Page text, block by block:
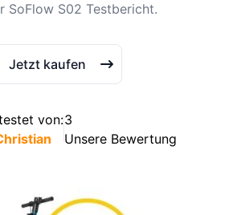
SoFlow S02 Testbericht.
Jetzt kaufen
von:3
Unsere Bewertung